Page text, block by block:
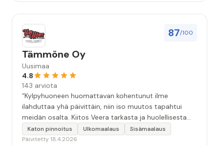
87/100
Tämmöne Oy
Uusimaa
4.8
143 arviota
“Kylpyhuoneen huomattavan kohentunut ilme
ilahduttaa yhä päivittäin, niin iso muutos tapahtui
meidän osalta. Kiitos Veera tarkasta ja huolellisesta
työstä, sekä ystävällisestä palvelusta!”
Katon pinnoitus Ulkomaalaus
Sisämaalaus
Päivitetty 18.4.2026